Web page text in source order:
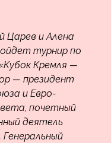
Царев и Алена
турнир по
Кремля —
— президент
и Евро-
почетный
деятель